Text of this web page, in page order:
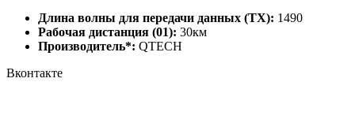
Длина волны для передачи данных (TX): 1490
Рабочая дистанция (01): 30км
Производитель*: QTECH
Вконтакте